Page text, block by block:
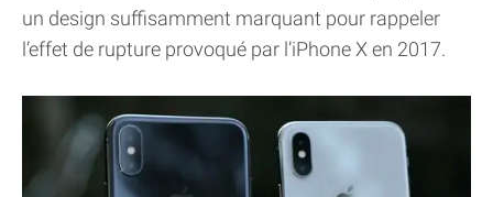
un design suffisamment marquant pour rappeler
l’effet de rupture provoqué par l’iPhone X en 2017.